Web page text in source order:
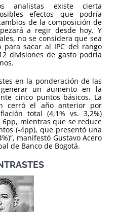
analistas existe cierta
efectos que podría
de la composición de
a regir desde hoy. Y
no se considera que sea
sacar al IPC del rango
divisiones de gasto podría
en la ponderación de las
un aumento en la
cinco puntos básicos. La
cerró el año anterior por
total (4,1% vs. 3,2%)
mientras que se reduce
(-4pp), que presentó una
manifestó Gustavo Acero
de Banco de Bogotá.